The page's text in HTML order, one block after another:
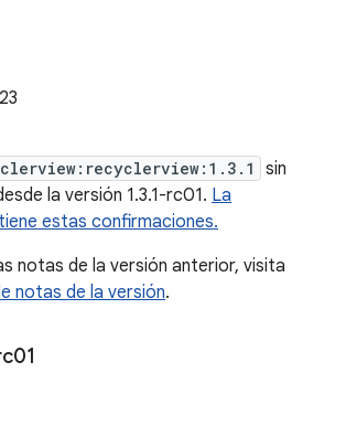
sin
la versión 1.3.1-rc01. La
estas confirmaciones.
notas de la versión anterior, visita
notas de la versión.